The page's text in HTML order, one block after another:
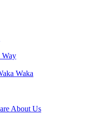
Way
Waka
About Us